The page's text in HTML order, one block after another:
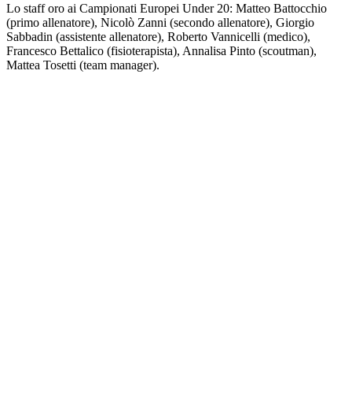
Lo staff oro ai Campionati Europei Under 20: Matteo Battocchio
(primo allenatore), Nicolò Zanni (secondo allenatore), Giorgio
Sabbadin (assistente allenatore), Roberto Vannicelli (medico),
Francesco Bettalico (fisioterapista), Annalisa Pinto (scoutman),
Mattea Tosetti (team manager).